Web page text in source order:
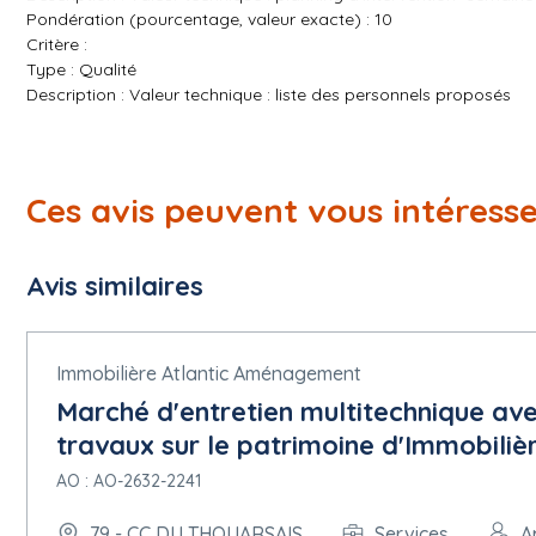
Pondération (pourcentage, valeur exacte) : 10
Critère :
Type : Qualité
Description : Valeur technique : liste des personnels proposés
Description : Valeur technique : Prise en compte du
Pondération (pourcentage, valeur exacte) : 10
Adresse des documents de marché :
Conditions de présentation :
Présentation par voie électronique : Requise
Adresse de présentation :www.marches-securises.fr
Langues dans lesquelles les offres ou demandes de
Catalogue électronique : Non autorisée
Ces avis peuvent vous
Avis similaires
Immobilière Atlantic Aménagement
Marché d'entretien multitechnique
travaux sur le patrimoine
AO : AO-2632-2241